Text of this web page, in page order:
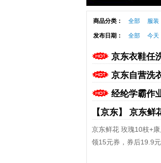
商品分类： 全部 服装
发布日期： 全部 今天
京东衣鞋任
京东自营洗
经纶学霸作
【京东】 京东鲜
京东鲜花 玫瑰10枝+
领15元券，券后19.9